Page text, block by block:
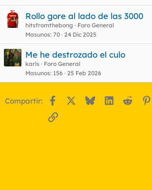
Rollo gore al lado de las 3000
hitsfromthebong
Foro General
Masunos 70 24 Dic 2025
Me he destrozado el culo
karls
Foro General
Masunos 156 25 Feb 2026
Compartir: Facebook BlueskyLinkedIn
Reddit
Enlace